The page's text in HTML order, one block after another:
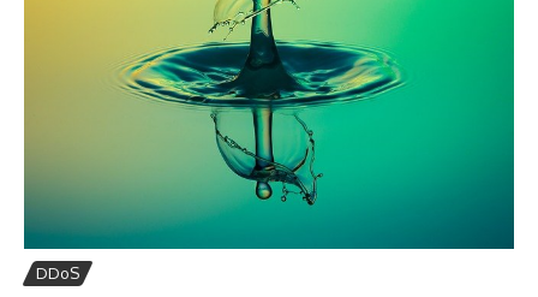
DDoS